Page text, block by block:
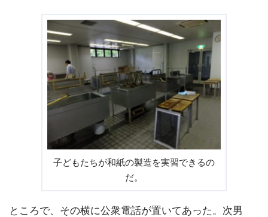
子どもたちが和紙の製造を実習できるの
だ。
ところで、その横に公衆電話が置いてあった。次男